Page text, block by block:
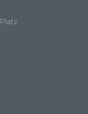
oder mehreren
oder